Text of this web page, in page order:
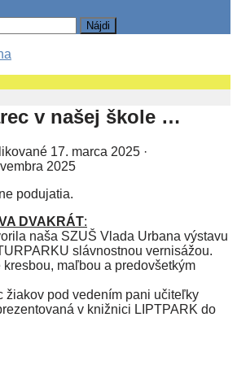
v našej škole …
17. marca 2025 ·
2025
podujatia.
DVAKRÁT:
naša SZUŠ Vlada Urbana výstavu
slávnostnou vernisážou.
maľbou a predovšetkým
žiakov pod vedením pani učiteľky
v knižnici LIPTPARK do